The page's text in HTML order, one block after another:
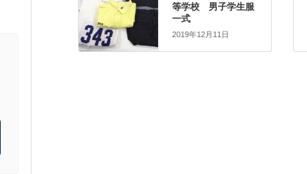
等学校 男子学生服
一式
2019年12月11日